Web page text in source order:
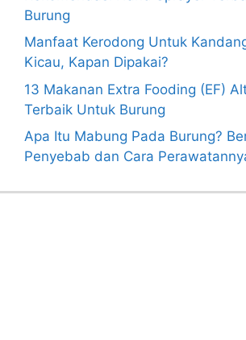
Burung
Manfaat Kerodong Untuk
Kicau, Kapan Dipakai?
13 Makanan Extra Fooding (EF)
Terbaik Untuk Burung
Apa Itu Mabung Pada Burung?
Penyebab dan Cara